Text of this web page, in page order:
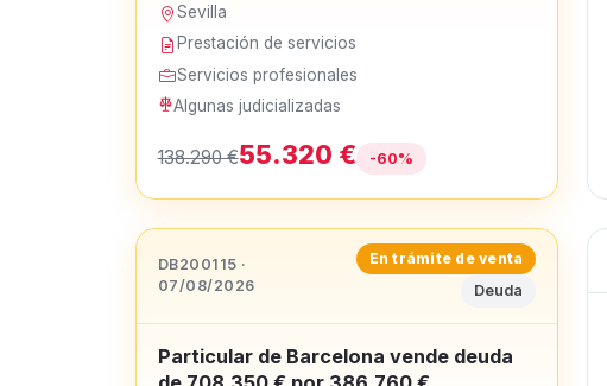
Sevilla
Prestación de servicios
Servicios profesionales
Algunas judicializadas
138.290 €55.320 € -60%
DB200115 ·
07/08/2026
En trámite de venta
Deuda
Particular de Barcelona vende deuda